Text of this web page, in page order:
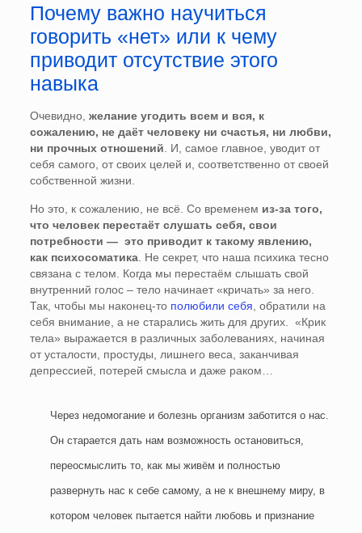
Почему важно научиться
говорить «нет» или к чему
приводит отсутствие этого
навыка
Очевидно, желание угодить всем и вся, к
сожалению, не даёт человеку ни счастья, ни любви,
ни прочных отношений . И, самое главное, уводит от
себя самого, от своих целей и, соответственно от своей
собственной жизни.
Но это, к сожалению, не всё. Со временем из-за того,
что человек перестаёт слушать себя, свои
потребности — это приводит к такому явлению,
как психосоматика. Не секрет, что наша психика тесно
связана с телом. Когда мы перестаём слышать свой
внутренний голос – тело начинает «кричать» за него.
Так, чтобы мы наконец-то полюбили себя , обратили на
себя внимание, а не старались жить для других. «Крик
тела» выражается в различных заболеваниях, начиная
от усталости, простуды, лишнего веса, заканчивая
депрессией, потерей смысла и даже раком…
Через недомогание и болезнь организм заботится о нас.
Он старается дать нам возможность остановиться,
переосмыслить то, как мы живём и полностью
развернуть нас к себе самому, а не к внешнему миру, в
котором человек пытается найти любовь и признание